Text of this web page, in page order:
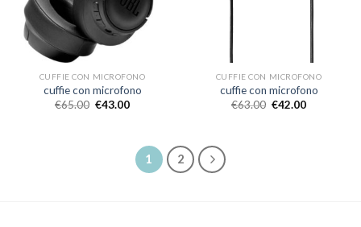
CUFFIE CON MICROFONO
cuffie con microfono
€65.00 €43.00
CUFFIE CON MICROFONO
cuffie con microfono
€63.00 €42.00
1 2